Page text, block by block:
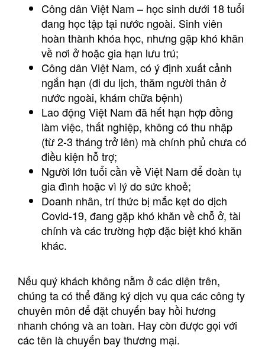
Công dân Việt Nam – học sinh dưới 18 tuổi
đang học tập tại nước ngoài. Sinh viên
hoàn thành khóa học, nhưng gặp khó khăn
về nơi ở hoặc gia hạn lưu trú;
Công dân Việt Nam, có ý định xuất cảnh
ngắn hạn (đi du lịch, thăm người thân ở
nước ngoài, khám chữa bệnh)
Lao động Việt Nam đã hết hạn hợp đồng
làm việc, thất nghiệp, không có thu nhập
(từ 2-3 tháng trở lên) mà chính phủ chưa có
điều kiện hỗ trợ;
Người lớn tuổi cần về Việt Nam để đoàn tụ
gia đình hoặc vì lý do sức khoẻ;
Doanh nhân, trí thức bị mắc kẹt do dịch
Covid-19, đang gặp khó khăn về chỗ ở, tài
chính và các trường hợp đặc biệt khó khăn
khác.
Nếu quý khách không nằm ở các diện trên,
chúng ta có thể đăng ký dịch vụ qua các công ty
chuyên môn để đặt chuyến bay hồi hương
nhanh chóng và an toàn. Hay còn được gọi với
các tên là chuyến bay thương mại.